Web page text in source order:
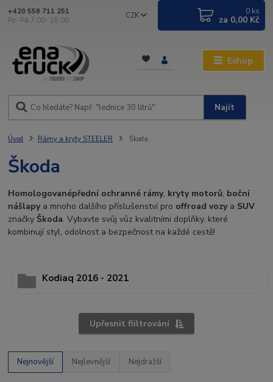
Eshop
CZK
Najít
+420 558 711 251
Po- Pá 7:00- 15:00
0 ks
za 0,00 Kč
Úvod Rámy a kryty STEELER Škoda
Škoda
Homologovanépřední ochranné rámy, kryty motorů, boční
nášlapya mnoho dalšího příslušenství pro offroad vozya SUV
značky Škoda. Vybavte svůj vůz kvalitními doplňky, které
kombinují styl, odolnost a bezpečnost na každé cestě!
Kodiaq 2016 - 2021
Upřesnit fiiltrování
Nejnovější Nejlevnější Nejdražší